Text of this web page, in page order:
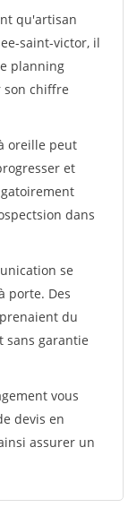
qu'artisan
saint-victor, il
planning
son chiffre
oreille peut
et
dans
se
porte. Des
du
sans garantie
vous
devis en
assurer un